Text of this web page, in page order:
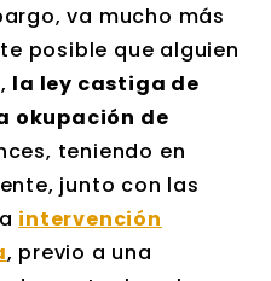
va mucho más
posible que alguien
la ley castiga de
okupación de
teniendo en
junto con las
intervención
, previo a una